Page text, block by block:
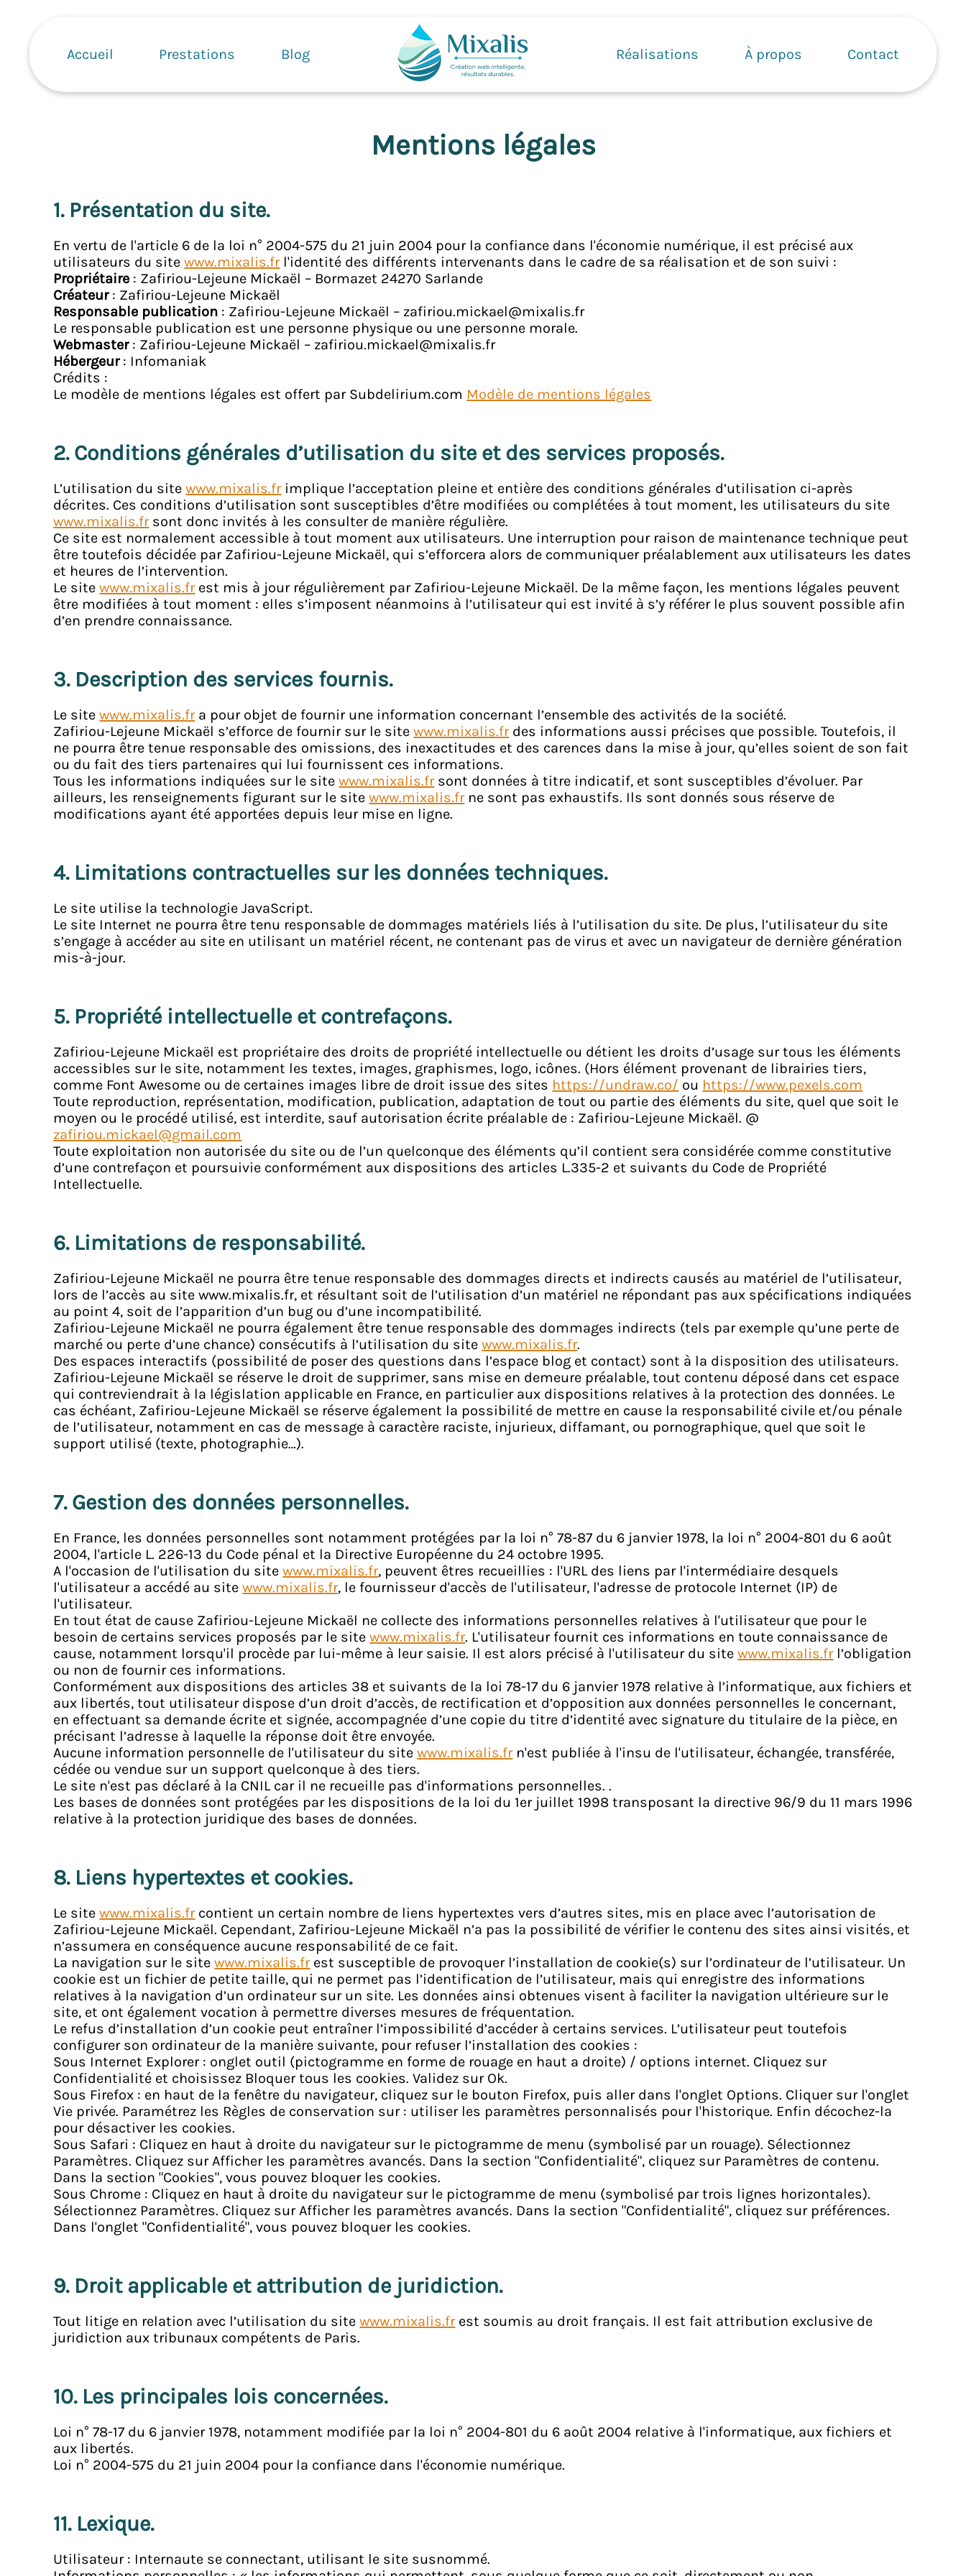
principaleAccueil Prestations Blog Réalisations À propos Contact
Mentions légales
1. Présentation du site.
En vertu de l'article 6 de la loi n° 2004-575 du 21 juin 2004 pour la confiance dans l'économie numérique, il est précisé aux
utilisateurs du sitewww.mixalis.frl'identité des différents intervenants dans le cadre de sa réalisation et de son suivi :
Propriétaire : Zafiriou-Lejeune Mickaël – Bormazet 24270 Sarlande
Créateur: Zafiriou-Lejeune Mickaël
Responsable publication : Zafiriou-Lejeune Mickaël – zafiriou.mickael@mixalis.fr
Le responsable publication est une personne physique ou une personne morale.
Webmaster: Zafiriou-Lejeune Mickaël – zafiriou.mickael@mixalis.fr
Hébergeur: Infomaniak
Crédits :
Le modèle de mentions légales est offert par Subdelirium.com Modèle de mentions légales
2. Conditions générales d’utilisation du site et des services proposés.
L’utilisation du sitewww.mixalis.frimplique l’acceptation pleine et entière des conditions générales d’utilisation ci-après
décrites. Ces conditions d’utilisation sont susceptibles d’être modifiées ou complétées à tout moment, les utilisateurs du site
www.mixalis.frsont donc invités à les consulter de manière régulière.
Ce site est normalement accessible à tout moment aux utilisateurs. Une interruption pour raison de maintenance technique peut
être toutefois décidée par Zafiriou-Lejeune Mickaël, qui s’efforcera alors de communiquer préalablement aux utilisateurs les dates
et heures de l’intervention.
Le sitewww.mixalis.frest mis à jour régulièrement par Zafiriou-Lejeune Mickaël. De la même façon, les mentions légales peuvent
être modifiées à tout moment : elles s’imposent néanmoins à l’utilisateur qui est invité à s’y référer le plus souvent possible afin
d’en prendre connaissance.
3. Description des services fournis.
Le sitewww.mixalis.fra pour objet de fournir une information concernant l’ensemble des activités de la société.
Zafiriou-Lejeune Mickaël s’efforce de fournir sur le sitewww.mixalis.frdes informations aussi précises que possible. Toutefois, il
ne pourra être tenue responsable des omissions, des inexactitudes et des carences dans la mise à jour, qu’elles soient de son fait
ou du fait des tiers partenaires qui lui fournissent ces informations.
Tous les informations indiquées sur le sitewww.mixalis.frsont données à titre indicatif, et sont susceptibles d’évoluer. Par
ailleurs, les renseignements figurant sur le sitewww.mixalis.frne sont pas exhaustifs. Ils sont donnés sous réserve de
modifications ayant été apportées depuis leur mise en ligne.
4. Limitations contractuelles sur les données techniques.
Le site utilise la technologie JavaScript.
Le site Internet ne pourra être tenu responsable de dommages matériels liés à l’utilisation du site. De plus, l’utilisateur du site
s’engage à accéder au site en utilisant un matériel récent, ne contenant pas de virus et avec un navigateur de dernière génération
mis-à-jour.
5. Propriété intellectuelle et contrefaçons.
Zafiriou-Lejeune Mickaël est propriétaire des droits de propriété intellectuelle ou détient les droits d’usage sur tous les éléments
accessibles sur le site, notamment les textes, images, graphismes, logo, icônes. (Hors élément provenant de librairies tiers,
comme Font Awesome ou de certaines images libre de droit issue des sites https://undraw.co/ ou https://www.pexels.com
Toute reproduction, représentation, modification, publication, adaptation de tout ou partie des éléments du site, quel que soit le
moyen ou le procédé utilisé, est interdite, sauf autorisation écrite préalable de : Zafiriou-Lejeune Mickaël. @
zafiriou.mickael@gmail.com
Toute exploitation non autorisée du site ou de l’un quelconque des éléments qu’il contient sera considérée comme constitutive
d’une contrefaçon et poursuivie conformément aux dispositions des articles L.335-2 et suivants du Code de Propriété
Intellectuelle.
6. Limitations de responsabilité.
Zafiriou-Lejeune Mickaël ne pourra être tenue responsable des dommages directs et indirects causés au matériel de l’utilisateur,
lors de l’accès au site www.mixalis.fr, et résultant soit de l’utilisation d’un matériel ne répondant pas aux spécifications indiquées
au point 4, soit de l’apparition d’un bug ou d’une incompatibilité.
Zafiriou-Lejeune Mickaël ne pourra également être tenue responsable des dommages indirects (tels par exemple qu’une perte de
marché ou perte d’une chance) consécutifs à l’utilisation du sitewww.mixalis.fr.
Des espaces interactifs (possibilité de poser des questions dans l’espace blog et contact) sont à la disposition des utilisateurs.
Zafiriou-Lejeune Mickaël se réserve le droit de supprimer, sans mise en demeure préalable, tout contenu déposé dans cet espace
qui contreviendrait à la législation applicable en France, en particulier aux dispositions relatives à la protection des données. Le
cas échéant, Zafiriou-Lejeune Mickaël se réserve également la possibilité de mettre en cause la responsabilité civile et/ou pénale
de l’utilisateur, notamment en cas de message à caractère raciste, injurieux, diffamant, ou pornographique, quel que soit le
support utilisé (texte, photographie…).
7. Gestion des données personnelles.
En France, les données personnelles sont notamment protégées par la loi n° 78-87 du 6 janvier 1978, la loi n° 2004-801 du 6 août
2004, l'article L. 226-13 du Code pénal et la Directive Européenne du 24 octobre 1995.
A l'occasion de l'utilisation du sitewww.mixalis.fr, peuvent êtres recueillies : l'URL des liens par l'intermédiaire desquels
l'utilisateur a accédé au sitewww.mixalis.fr, le fournisseur d'accès de l'utilisateur, l'adresse de protocole Internet (IP) de
l'utilisateur.
En tout état de cause Zafiriou-Lejeune Mickaël ne collecte des informations personnelles relatives à l'utilisateur que pour le
besoin de certains services proposés par le sitewww.mixalis.fr. L'utilisateur fournit ces informations en toute connaissance de
cause, notamment lorsqu'il procède par lui-même à leur saisie. Il est alors précisé à l'utilisateur du sitewww.mixalis.frl’obligation
ou non de fournir ces informations.
Conformément aux dispositions des articles 38 et suivants de la loi 78-17 du 6 janvier 1978 relative à l’informatique, aux fichiers et
aux libertés, tout utilisateur dispose d’un droit d’accès, de rectification et d’opposition aux données personnelles le concernant,
en effectuant sa demande écrite et signée, accompagnée d’une copie du titre d’identité avec signature du titulaire de la pièce, en
précisant l’adresse à laquelle la réponse doit être envoyée.
Aucune information personnelle de l'utilisateur du sitewww.mixalis.frn'est publiée à l'insu de l'utilisateur, échangée, transférée,
cédée ou vendue sur un support quelconque à des tiers.
Le site n'est pas déclaré à la CNIL car il ne recueille pas d'informations personnelles. .
Les bases de données sont protégées par les dispositions de la loi du 1er juillet 1998 transposant la directive 96/9 du 11 mars 1996
relative à la protection juridique des bases de données.
8. Liens hypertextes et cookies.
Le sitewww.mixalis.frcontient un certain nombre de liens hypertextes vers d’autres sites, mis en place avec l’autorisation de
Zafiriou-Lejeune Mickaël. Cependant, Zafiriou-Lejeune Mickaël n’a pas la possibilité de vérifier le contenu des sites ainsi visités, et
n’assumera en conséquence aucune responsabilité de ce fait.
La navigation sur le sitewww.mixalis.frest susceptible de provoquer l’installation de cookie(s) sur l’ordinateur de l’utilisateur. Un
cookie est un fichier de petite taille, qui ne permet pas l’identification de l’utilisateur, mais qui enregistre des informations
relatives à la navigation d’un ordinateur sur un site. Les données ainsi obtenues visent à faciliter la navigation ultérieure sur le
site, et ont également vocation à permettre diverses mesures de fréquentation.
Le refus d’installation d’un cookie peut entraîner l’impossibilité d’accéder à certains services. L’utilisateur peut toutefois
configurer son ordinateur de la manière suivante, pour refuser l’installation des cookies :
Sous Internet Explorer : onglet outil (pictogramme en forme de rouage en haut a droite) / options internet. Cliquez sur
Confidentialité et choisissez Bloquer tous les cookies. Validez sur Ok.
Sous Firefox : en haut de la fenêtre du navigateur, cliquez sur le bouton Firefox, puis aller dans l'onglet Options. Cliquer sur l'onglet
Vie privée. Paramétrez les Règles de conservation sur : utiliser les paramètres personnalisés pour l'historique. Enfin décochez-la
pour désactiver les cookies.
Sous Safari : Cliquez en haut à droite du navigateur sur le pictogramme de menu (symbolisé par un rouage). Sélectionnez
Paramètres. Cliquez sur Afficher les paramètres avancés. Dans la section "Confidentialité", cliquez sur Paramètres de contenu.
Dans la section "Cookies", vous pouvez bloquer les cookies.
Sous Chrome : Cliquez en haut à droite du navigateur sur le pictogramme de menu (symbolisé par trois lignes horizontales).
Sélectionnez Paramètres. Cliquez sur Afficher les paramètres avancés. Dans la section "Confidentialité", cliquez sur préférences.
Dans l'onglet "Confidentialité", vous pouvez bloquer les cookies.
9. Droit applicable et attribution de juridiction.
Tout litige en relation avec l’utilisation du sitewww.mixalis.frest soumis au droit français. Il est fait attribution exclusive de
juridiction aux tribunaux compétents de Paris.
10. Les principales lois concernées.
Loi n° 78-17 du 6 janvier 1978, notamment modifiée par la loi n° 2004-801 du 6 août 2004 relative à l'informatique, aux fichiers et
aux libertés.
Loi n° 2004-575 du 21 juin 2004 pour la confiance dans l'économie numérique.
11. Lexique.
Utilisateur : Internaute se connectant, utilisant le site susnommé.